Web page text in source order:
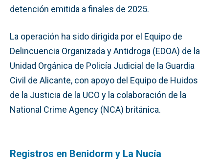
detención emitida a finales de 2025.
La operación ha sido dirigida por el Equipo de
Delincuencia Organizada y Antidroga (EDOA) de la
Unidad Orgánica de Policía Judicial de la Guardia
Civil de Alicante, con apoyo del Equipo de Huidos
de la Justicia de la UCO y la colaboración de la
National Crime Agency (NCA) británica.
Registros en Benidorm y La Nucía